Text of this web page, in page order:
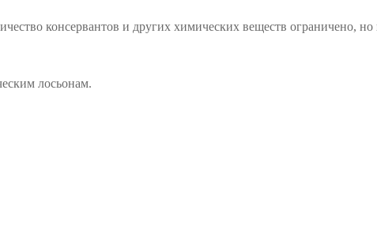
консервантов и других химических веществ ограничено,
лосьонам.